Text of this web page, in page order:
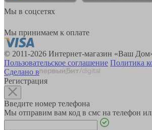
Мы в соцсетях
Мы принимаем к оплате
© 2011-2026 Интернет-магазин «Ваш
Пользовательское соглашение Политика
Сделано в
Регистрация
Введите номер телефона
Мы отправим вам код в смс на телефон